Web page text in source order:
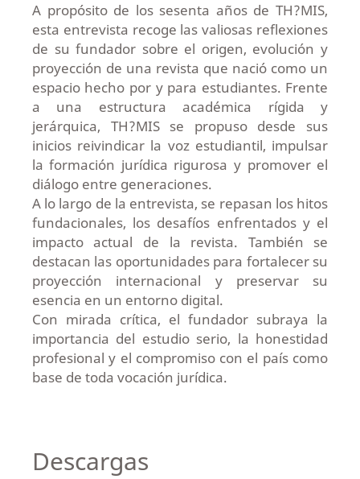
A propósito de los sesenta años de TH?MIS,
esta entrevista recoge las valiosas reflexiones
de su fundador sobre el origen, evolución y
proyección de una revista que nació como un
espacio hecho por y para estudiantes. Frente
a una estructura académica rígida y
jerárquica, TH?MIS se propuso desde sus
inicios reivindicar la voz estudiantil, impulsar
la formación jurídica rigurosa y promover el
diálogo entre generaciones.
A lo largo de la entrevista, se repasan los hitos
fundacionales, los desafíos enfrentados y el
impacto actual de la revista. También se
destacan las oportunidades para fortalecer su
proyección internacional y preservar su
esencia en un entorno digital.
Con mirada crítica, el fundador subraya la
importancia del estudio serio, la honestidad
profesional y el compromiso con el país como
base de toda vocación jurídica.
Descargas